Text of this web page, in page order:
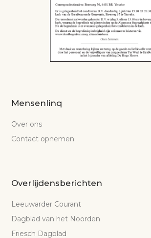
Mensenlinq
Over ons
Contact opnemen
Overlijdensberichten
Leeuwarder Courant
Dagblad van het Noorden
Friesch Dagblad